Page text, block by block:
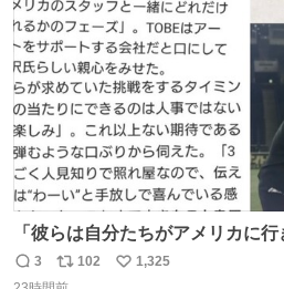
数
「彼らは自分たちがアメリカに
のファンと一緒に世界中を旅をし
返
3
リ
102
い
1,325